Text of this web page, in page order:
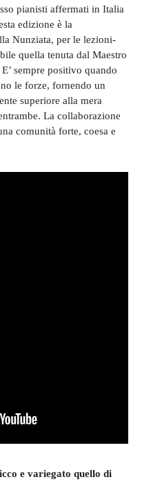
pianisti affermati in Italia
edizione è la
Nunziata, per le lezioni-
quella tenuta dal Maestro
sempre positivo quando
le forze, fornendo un
superiore alla mera
La collaborazione
comunità forte, coesa e
e variegato quello di